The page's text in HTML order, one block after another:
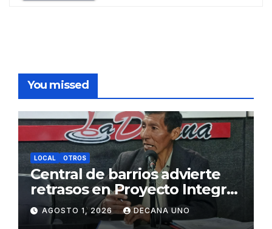
You missed
LOCAL OTROS
Central de barrios advierte
retrasos en Proyecto Integral
de Agua y Alcantarillado para
Juliaca
AGOSTO 1, 2026 DECANA UNO